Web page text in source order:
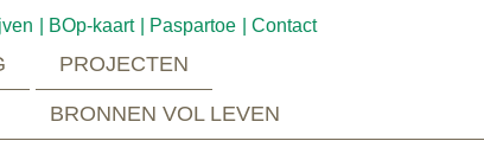
BOp-kaart Paspartoe Contact
PROJECTEN
BRONNEN VOL LEVEN